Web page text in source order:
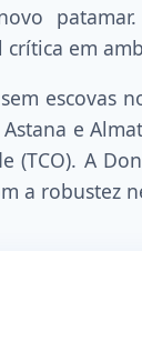
em
escovas
e
(TCO). A
a robustez